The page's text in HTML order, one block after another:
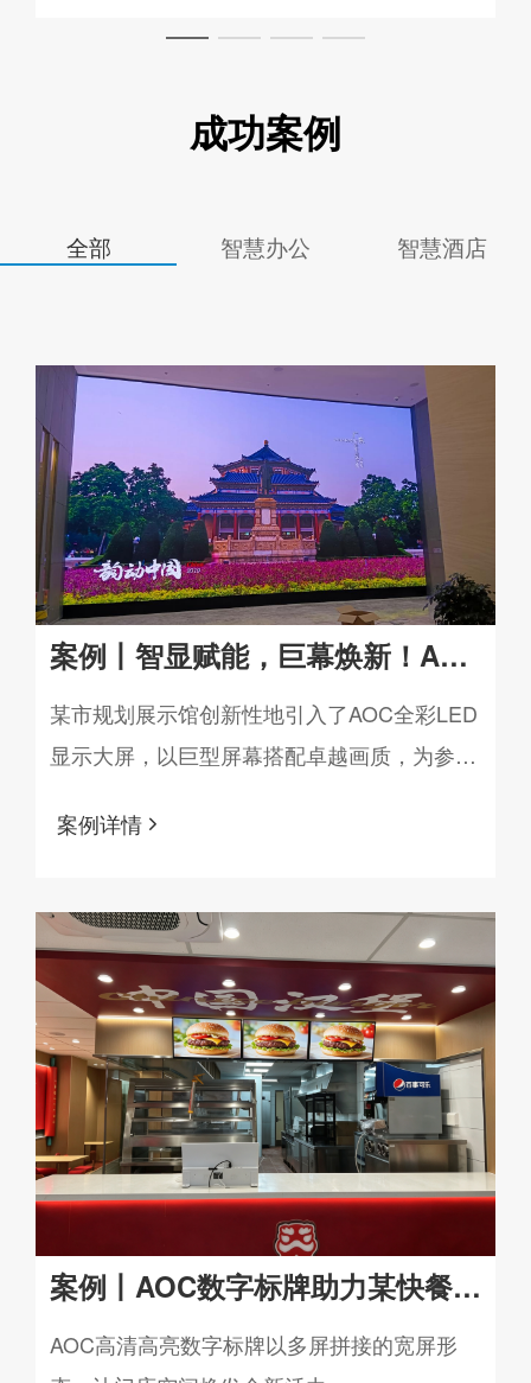
实时监控，实现打通信息壁垒，整合信息渠道的目
成功案例
全部 智慧办公 智慧酒店
案例丨智显赋能，巨幕焕新！AOC
LED大屏助力某市规划馆打造沉浸
式城市会客厅
某市规划展示馆创新性地引入了AOC全彩LED
显示大屏，以巨型屏幕搭配卓越画质，为参观
案例详情
案例丨AOC数字标牌助力某快餐品
牌打造智慧门店新面貌
AOC高清高亮数字标牌以多屏拼接的宽屏形